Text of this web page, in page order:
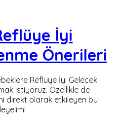
İyi
Önerileri
Reflüye İyi Gelecek
istiyoruz. Özellikle de
direkt olarak etkileyen bu